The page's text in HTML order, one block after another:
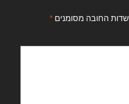
שדות החובה מסומנים *